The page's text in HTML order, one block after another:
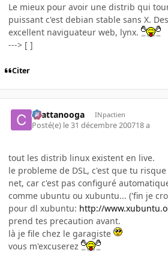
Le mieux pour avoir une distrib qui
puissant c'est debian stable sans X.
excellent naviguateur web, lynx.
---> [ ]
Citer
chattanooga INpactien
Posté(e) le 31 décembre 200718 a
tout les distrib linux existent en live.
le probleme de DSL, c'est que tu
net, car c'est pas configuré
comme ubuntu ou xubuntu... ('fin je
pour dl xubuntu: http://
prend tes precaution avant.
là je file chez le garagiste
vous m'excuserez